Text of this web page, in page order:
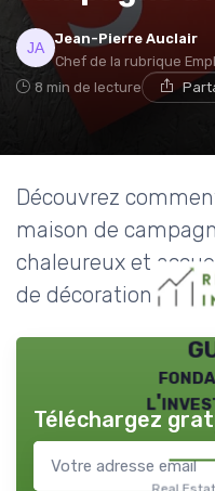
Jean-Pierre Auclair
Chef de la rubrique
8 min de lecture
Découvrez
maison de
chaleureux et
de décoration
Téléchargez